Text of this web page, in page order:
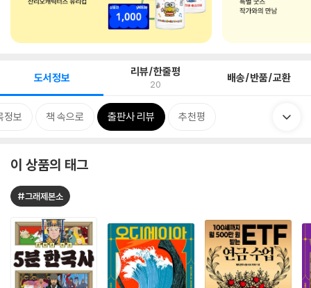
도서정보 리뷰/한줄평
20 배송/반품/교환
정보 책 속으로 출판사 리뷰 추천평
이 상품의 태그
#그래제본소